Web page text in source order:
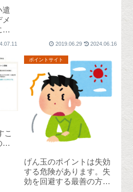
遣
説
2019.06.29 2024.06.16
こ
サ
ポイントサイト
げん玉のポイントは失効
する危険があります。失
効を回避する最善の方